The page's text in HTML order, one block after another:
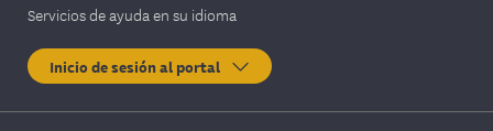
Servicios de ayuda en su idioma
Inicio de sesión al portal